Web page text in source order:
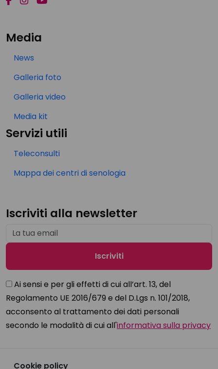
Media
News
Galleria foto
Galleria video
Media kit
Servizi utili
Teleconsulti
Mappa dei centri di senologia
Iscriviti alla newsletter
Ai sensi e per gli effetti di cui all’art. 13, del
Regolamento UE 2016/679 e del D.Lgs n. 101/2018,
acconsento al trattamento dei dati personali
secondo le modalità di cui all'informativa sulla privacy
Cookie policy